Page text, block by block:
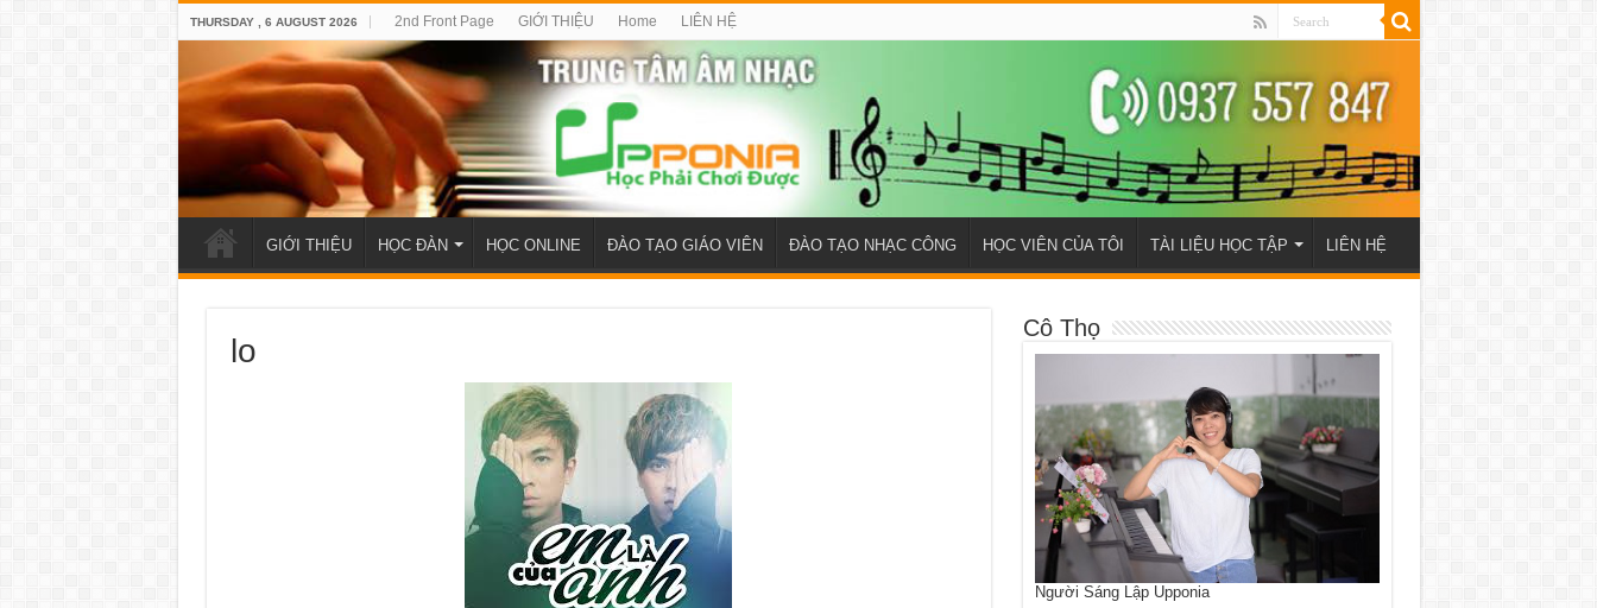
THURSDAY , 6 AUGUST 2026 2nd Front Page GIỚI THIỆU Home LIÊN HỆ
GIỚI THIỆU HỌC ĐÀN HỌC ONLINE ĐÀO TẠO GIÁO VIÊN ĐÀO TẠO NHẠC CÔNG HỌC VIÊN CỦA TÔI TÀI LIỆU HỌC TẬP LIÊN HỆ
lo
Cô Thọ
Người Sáng Lập Upponia